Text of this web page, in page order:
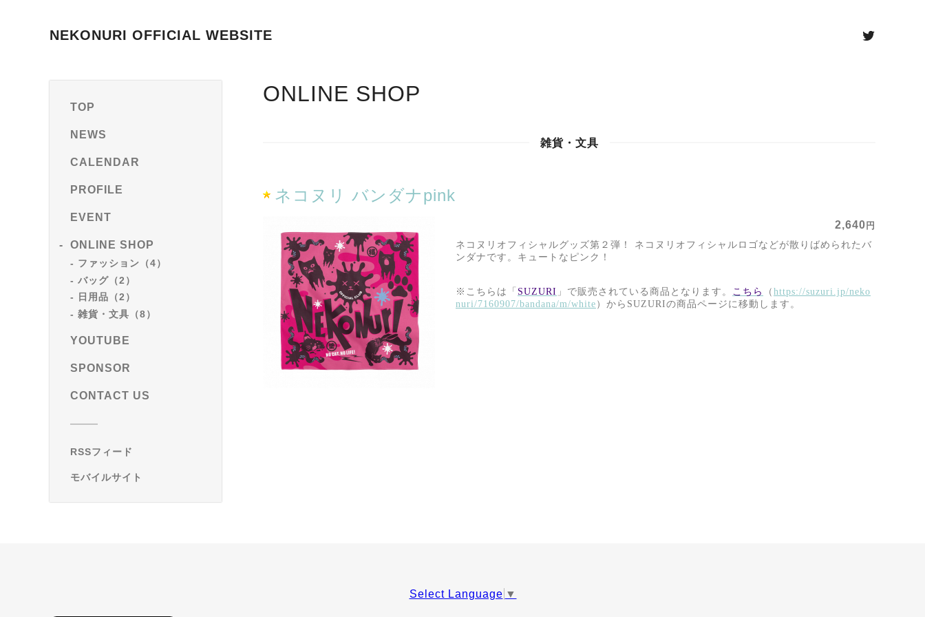
NEKONURI OFFICIAL WEBSITE
TOP
NEWS
CALENDAR
PROFILE
EVENT
ONLINE SHOP
ファッション（4）
バッグ（2）
日用品（2）
雑貨・文具（8）
YOUTUBE
SPONSOR
CONTACT US
RSSフィード
モバイルサイト
ONLINE SHOP
雑貨・文具
ネコヌリ バンダナpink
2,640 円
ネコヌリオフィシャルグッズ第２弾！ ネコヌリオフィシャルロゴなどが散りばめられたバ
ンダナです。 キュートなピンク！
※ こちらは「 SUZURI 」で販売されている商品となります。 こちら （ https://suzuri.jp/neko
nuri/7160907/bandana/m/white ）から SUZURIの商品ページに移動します。
Select Language ▼